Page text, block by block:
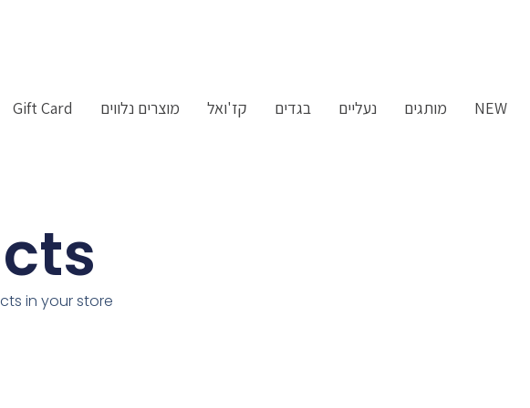
NEW מותגים נעליים בגדים קז'ואל מוצרים נלווים Gift Card
in your store.